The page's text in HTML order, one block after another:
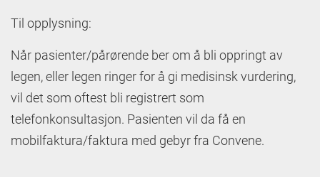
Til opplysning:
Når pasienter/pårørende ber om å bli oppringt av
legen, eller legen ringer for å gi medisinsk vurdering,
vil det som oftest bli registrert som
telefonkonsultasjon. Pasienten vil da få en
mobilfaktura/faktura med gebyr fra Convene.